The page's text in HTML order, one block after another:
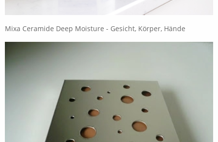
Mixa Ceramide Deep Moisture - Gesicht, Körper, Hände